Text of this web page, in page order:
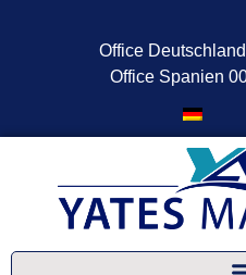
Office
Office Spanien
FAQ-Assistent